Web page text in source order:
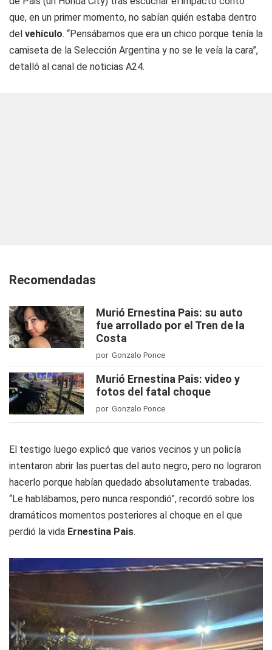
que, en un primer momento, no sabían quién estaba dentro
del vehículo. “Pensábamos que era un chico porque tenía la
camiseta de la Selección Argentina y no se le veía la cara”,
detalló al canal de noticias A24.
Recomendadas
Murió Ernestina Pais: su auto
fue arrollado por el Tren de la
Costa
por Gonzalo Ponce
Murió Ernestina Pais: video y
fotos del fatal choque
por Gonzalo Ponce
El testigo luego explicó que varios vecinos y un policía
intentaron abrir las puertas del auto negro, pero no lograron
hacerlo porque habían quedado absolutamente trabadas.
“Le hablábamos, pero nunca respondió”, recordó sobre los
dramáticos momentos posteriores al choque en el que
perdió la vida Ernestina Pais.